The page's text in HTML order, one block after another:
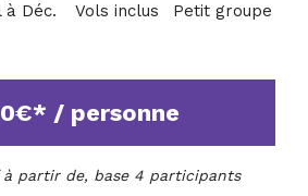
à Déc. Petit groupe
Vols inclus
/ personne
partir de, base 4 participants